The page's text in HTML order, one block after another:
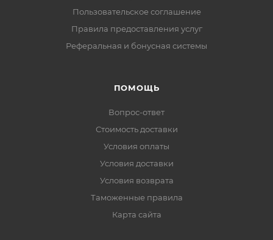
Пользовательское соглашение
Правила предоставления услуг
Реферальная и бонусная системы
ПОМОЩЬ
Вопрос-ответ
Стоимость доставки
Условия оплаты
Условия доставки
Условия возврата
Таможенные правила
Карта сайта